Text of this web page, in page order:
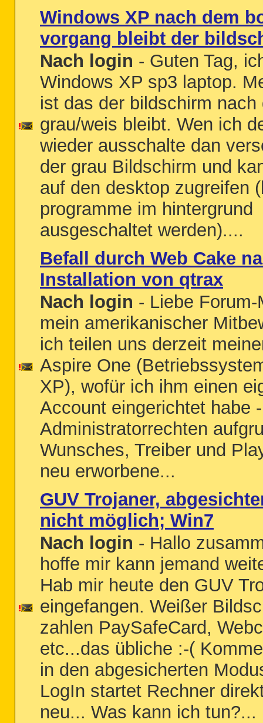
Windows XP nach dem
vorgang bleibt der
Nach login - Guten Tag,
Windows XP sp3 laptop.
ist das der bildschirm nach
grau/weis bleibt. Wen ich
wieder ausschalte dan
der grau Bildschirm und
auf den desktop zugreifen
programme im hintergrund
ausgeschaltet werden)....
Befall durch Web Cake
Installation von qtrax
Nach login - Liebe Forum-
mein amerikanischer
ich teilen uns derzeit
Aspire One
XP), wofür ich ihm einen
Account eingerichtet habe
Administratorrechten
Wunsches, Treiber und
neu erworbene...
GUV Trojaner,
nicht möglich; Win7
Nach login - Hallo
hoffe mir kann jemand
Hab mir heute den GUV
eingefangen. Weißer
zahlen PaySafeCard,
etc...das übliche :-(
in den abgesicherten
LogIn startet Rechner
neu... Was kann ich tun?...